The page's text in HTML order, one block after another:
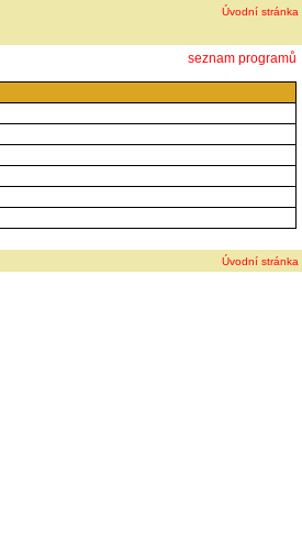
Úvodní stránka
seznam programů
Úvodní stránka